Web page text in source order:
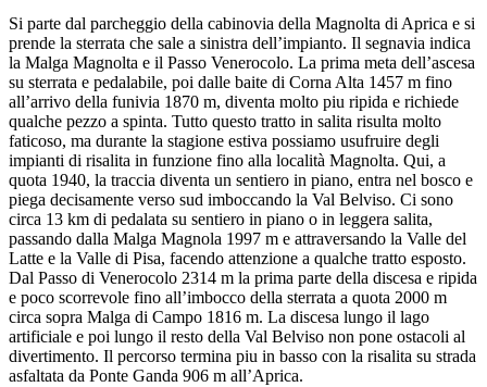
Si parte dal parcheggio della cabinovia della Magnolta di Aprica e si
prende la sterrata che sale a sinistra dell’impianto. Il segnavia indica
la Malga Magnolta e il Passo Venerocolo. La prima meta dell’ascesa
su sterrata e pedalabile, poi dalle baite di Corna Alta 1457 m fino
all’arrivo della funivia 1870 m, diventa molto piu ripida e richiede
qualche pezzo a spinta. Tutto questo tratto in salita risulta molto
faticoso, ma durante la stagione estiva possiamo usufruire degli
impianti di risalita in funzione fino alla località Magnolta. Qui, a
quota 1940, la traccia diventa un sentiero in piano, entra nel bosco e
piega decisamente verso sud imboccando la Val Belviso. Ci sono
circa 13 km di pedalata su sentiero in piano o in leggera salita,
passando dalla Malga Magnola 1997 m e attraversando la Valle del
Latte e la Valle di Pisa, facendo attenzione a qualche tratto esposto.
Dal Passo di Venerocolo 2314 m la prima parte della discesa e ripida
e poco scorrevole fino all’imbocco della sterrata a quota 2000 m
circa sopra Malga di Campo 1816 m. La discesa lungo il lago
artificiale e poi lungo il resto della Val Belviso non pone ostacoli al
divertimento. Il percorso termina piu in basso con la risalita su strada
asfaltata da Ponte Ganda 906 m all’Aprica.